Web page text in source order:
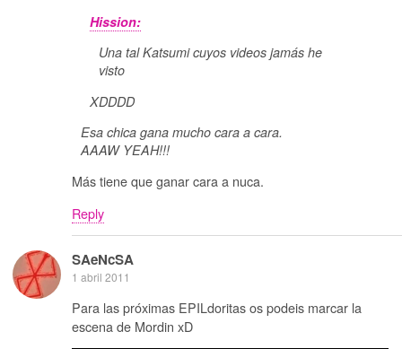
Hission:
Una tal Katsumi cuyos videos jamás he
visto
XDDDD
Esa chica gana mucho cara a cara.
AAAW YEAH!!!
Más tiene que ganar cara a nuca.
Reply
SAeNcSA
1 abril 2011
Para las próximas EPILdoritas os podeis marcar la
escena de Mordin xD